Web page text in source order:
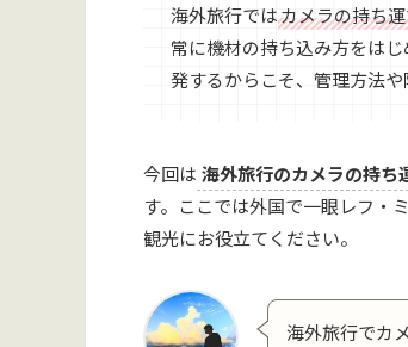
海外旅行ではカメラの持ち
常に機材の持ち込み方をは
発するからこそ、管理方法や
今回は 海外旅行のカメラの持ち
す。ここでは外国で一眼レフ・
観光にお役立てください。
海外旅行でカ